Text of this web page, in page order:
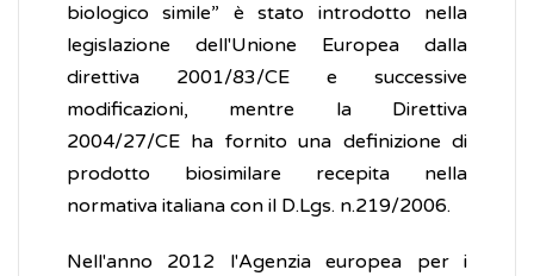
biologico simile” è stato introdotto nella
legislazione dell'Unione Europea dalla
direttiva 2001/83/CE e successive
modificazioni, mentre la Direttiva
2004/27/CE ha fornito una definizione di
prodotto biosimilare recepita nella
normativa italiana con il D.Lgs. n.219/2006.
Nell'anno 2012 l'Agenzia europea per i